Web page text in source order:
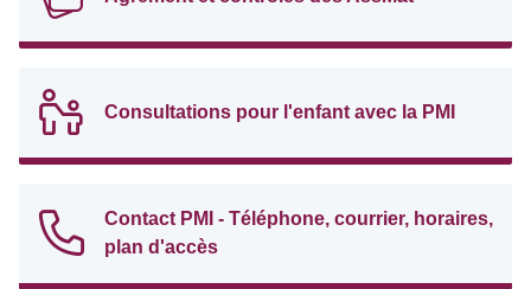
Consultations pour l'enfant avec la PMI
Contact PMI - Téléphone, courrier, horaires,
plan d'accès